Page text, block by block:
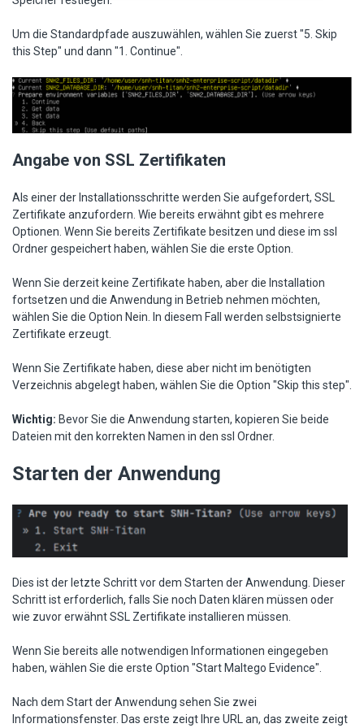
Um die Standardpfade auszuwählen, wählen Sie zuerst "5. Skip
this Step" und dann "1. Continue".
Angabe von SSL Zertifikaten
Als einer der Installationsschritte werden Sie aufgefordert, SSL
Zertifikate anzufordern. Wie bereits erwähnt gibt es mehrere
Optionen. Wenn Sie bereits Zertifikate besitzen und diese im ssl
Ordner gespeichert haben, wählen Sie die erste Option.
Wenn Sie derzeit keine Zertifikate haben, aber die Installation
fortsetzen und die Anwendung in Betrieb nehmen möchten,
wählen Sie die Option Nein. In diesem Fall werden selbstsignierte
Zertifikate erzeugt.
Wenn Sie Zertifikate haben, diese aber nicht im benötigten
Verzeichnis abgelegt haben, wählen Sie die Option "Skip this step".
Wichtig: Bevor Sie die Anwendung starten, kopieren Sie beide
Dateien mit den korrekten Namen in den ssl Ordner.
Starten der Anwendung
Dies ist der letzte Schritt vor dem Starten der Anwendung. Dieser
Schritt ist erforderlich, falls Sie noch Daten klären müssen oder
wie zuvor erwähnt SSL Zertifikate installieren müssen.
Wenn Sie bereits alle notwendigen Informationen eingegeben
haben, wählen Sie die erste Option "Start Maltego Evidence".
Nach dem Start der Anwendung sehen Sie zwei
Informationsfenster. Das erste zeigt Ihre URL an, das zweite zeigt